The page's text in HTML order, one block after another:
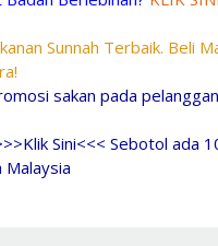
Sunnah Terbaik. Beli
sakan pada
Sini<<< Sebotol ada
Malaysia